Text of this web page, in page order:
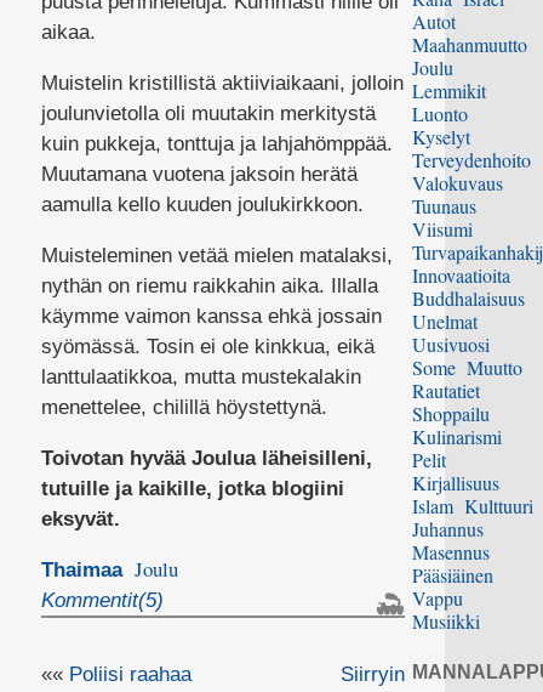
aikaa.
Muistelin kristillistä aktiiviaikaani, jolloin
joulunvietolla oli muutakin merkitystä
kuin pukkeja, tonttuja ja lahjahömppää.
Muutamana vuotena jaksoin herätä
aamulla kello kuuden joulukirkkoon.
Muisteleminen vetää mielen matalaksi,
nythän on riemu raikkahin aika. Illalla
käymme vaimon kanssa ehkä jossain
syömässä. Tosin ei ole kinkkua, eikä
lanttulaatikkoa, mutta mustekalakin
menettelee, chilillä höystettynä.
Toivotan hyvää Joulua läheisilleni,
tutuille ja kaikille, jotka blogiini
eksyvät.
Thaimaa Joulu
Kommentit(5)
«« Poliisi raahaa
Siirryin
Autot
Maahanmuutto
Joulu
Lemmikit
Luonto
Kyselyt
Terveydenhoito
Valokuvaus
Tuunaus
Viisumi
Innovaatioita
Buddhalaisuus
Unelmat
Uusivuosi
Some Muutto
Rautatiet
Shoppailu
Kulinarismi
Pelit
Kirjallisuus
Islam Kulttuuri
Juhannus
Masennus
Pääsiäinen
Vappu
Musiikki